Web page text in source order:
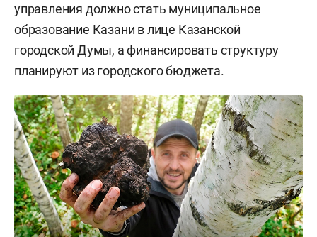
управления должно стать муниципальное
образование Казани в лице Казанской
городской Думы, а финансировать структуру
планируют из городского бюджета.